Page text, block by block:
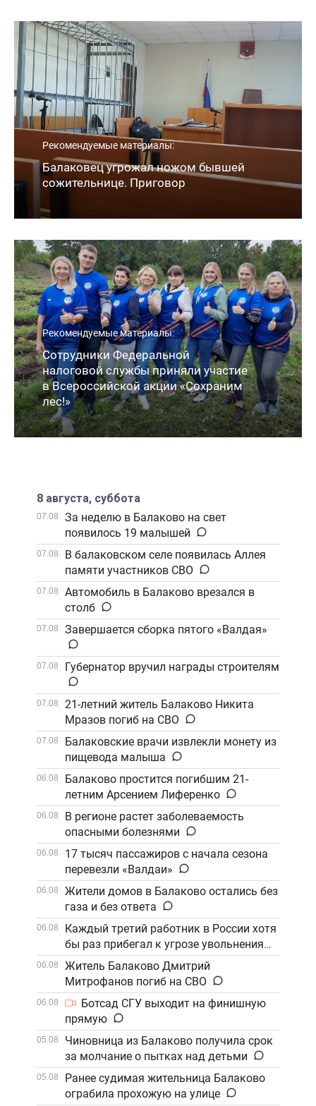
Рекомендуемые материалы:
Балаковец угрожал ножом бывшей
сожительнице. Приговор
Рекомендуемые материалы:
Сотрудники Федеральной
налоговой службы приняли участие
в Всероссийской акции «Сохраним
лес!»
8 августа, суббота
07.08
За неделю в Балаково на свет
появилось 19 малышей
07.08
В балаковском селе появилась Аллея
памяти участников СВО
07.08
Автомобиль в Балаково врезался в
столб
07.08 Завершается сборка пятого «Валдая»
07.08 Губернатор вручил награды строителям
07.08
21-летний житель Балаково Никита
Мразов погиб на СВО
07.08
Балаковские врачи извлекли монету из
пищевода малыша
06.08
Балаково простится погибшим 21-
летним Арсением Лиференко
06.08
В регионе растет заболеваемость
опасными болезнями
06.08
17 тысяч пассажиров с начала сезона
перевезли «Валдаи»
06.08
Жители домов в Балаково остались без
газа и без ответа
06.08
Каждый третий работник в России хотя
бы раз прибегал к угрозе увольнения
06.08
Житель Балаково Дмитрий
Митрофанов погиб на СВО
06.08
Ботсад СГУ выходит на финишную
прямую
05.08
Чиновница из Балаково получила срок
за молчание о пытках над детьми
05.08
Ранее судимая жительница Балаково
ограбила прохожую на улице